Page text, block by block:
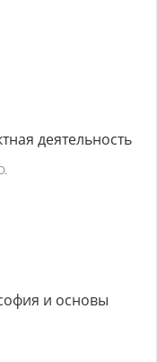
деятельность
и основы